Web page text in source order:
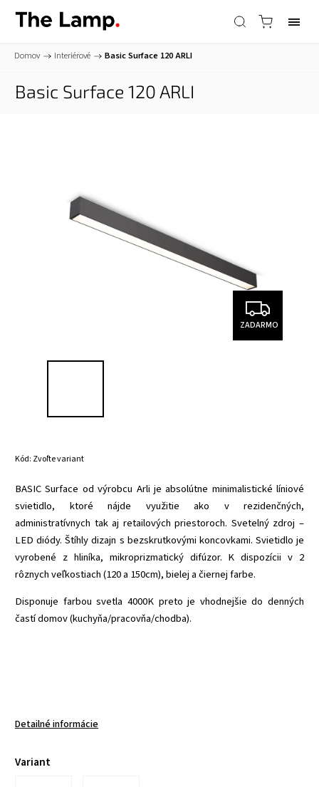
Domov / Interiérové / Basic Surface 120ARLI
Basic Surface 120 ARLI
ZADARMO
Kód: Zvoľte variant
BASIC Surface od výrobcu Arli je absolútne minimalistické líniové
svietidlo, ktoré nájde využitie ako v rezidenčných,
administratívnych tak aj retailových priestoroch. Svetelný zdroj –
LED diódy. Štíhly dizajn s bezskrutkovými koncovkami. Svietidlo je
vyrobené z hliníka, mikroprizmatický difúzor. K dispozícii v 2
rôznych veľkostiach (120 a 150cm), bielej a čiernej farbe.
Disponuje farbou svetla 4000K preto je vhodnejšie do denných
častí domov (kuchyňa/pracovňa/chodba).
Detailné informácie
Variant